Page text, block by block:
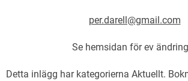
per.darell@gmail.com
Se hemsidan för ev
Detta inlägg har kategorierna Aktuellt.